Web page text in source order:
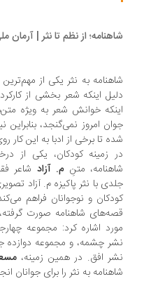
از نظم تا نثر | آرمان ملی
به نثر یکی از مهم‌ترین
اینکه شعر بخشی از کارکرد
خوانش شعر به ویژه
امروز نمی‌گنجد، بنابراین نیاز
تا برخی از ادبا به این کار روی
زمینه کودکان، یکی از
متنِم. آزادشاعر فقید
با نثر پاکیزه م. آزاد تصویری
و نوجوانان فراهم می‌کند.
شاهنامه صورت گرفته، از
اشاره کرد: مجموعه چهارجلدی
چشمه، و مجموعه دوازده جلدی
افق. در همین زمینه، مسعود
به نثر را برای جوانان انجام